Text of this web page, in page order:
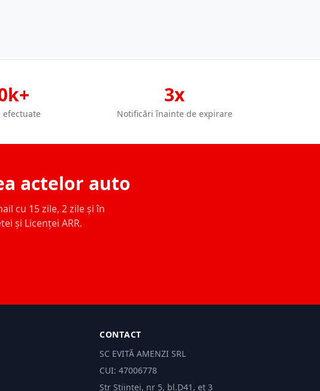
efectuate
3x
Notificări înainte de expirare
actelor auto
cu 15 zile, 2 zile și în
și Licenței ARR.
CONTACT
SC EVITĂ AMENZI SRL
CUI: 47006778
Str Științei, nr 5, bl.D41, et 3